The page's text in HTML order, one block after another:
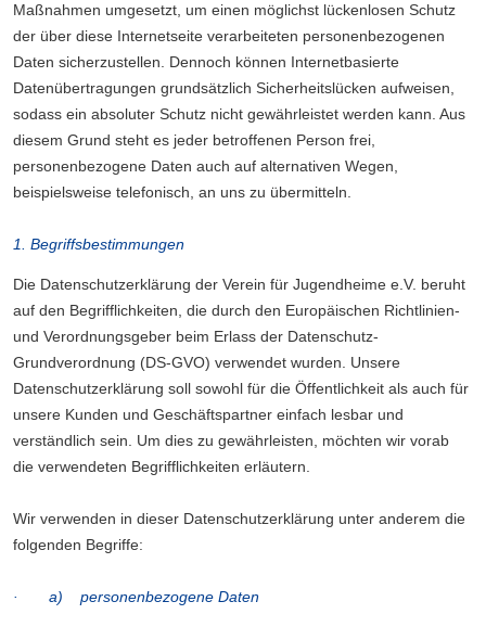
Maßnahmen umgesetzt, um einen möglichst lückenlosen Schutz
der über diese Internetseite verarbeiteten personenbezogenen
Daten sicherzustellen. Dennoch können Internetbasierte
Datenübertragungen grundsätzlich Sicherheitslücken aufweisen,
sodass ein absoluter Schutz nicht gewährleistet werden kann. Aus
diesem Grund steht es jeder betroffenen Person frei,
personenbezogene Daten auch auf alternativen Wegen,
beispielsweise telefonisch, an uns zu übermitteln.
1. Begriffsbestimmungen
Die Datenschutzerklärung der Verein für Jugendheime e.V. beruht
auf den Begrifflichkeiten, die durch den Europäischen Richtlinien-
und Verordnungsgeber beim Erlass der Datenschutz-
Grundverordnung (DS-GVO) verwendet wurden. Unsere
Datenschutzerklärung soll sowohl für die Öffentlichkeit als auch für
unsere Kunden und Geschäftspartner einfach lesbar und
verständlich sein. Um dies zu gewährleisten, möchten wir vorab
die verwendeten Begrifflichkeiten erläutern.
Wir verwenden in dieser Datenschutzerklärung unter anderem die
folgenden Begriffe:
· a) personenbezogene Daten